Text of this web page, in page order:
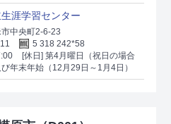
涯学習センター
中央町2-6-23
5 318 242*58
[休日] 第4月曜日（祝日の場合
年末年始（12月29日～1月4日）